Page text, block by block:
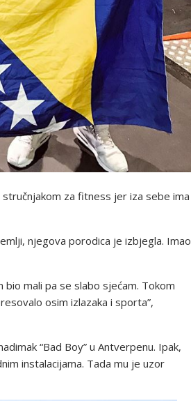
za fitness jer iza sebe ima
njegova porodica je izbjegla. Imao
mali pa se slabo sjećam. Tokom
osim izlazaka i sporta”,
“Bad Boy” u Antverpenu. Ipak,
instalacijama. Tada mu je uzor